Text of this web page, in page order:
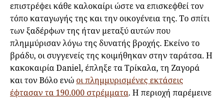
επιστρέφει κάθε καλοκαίρι ώστε να επισκεφθεί τον
τόπο καταγωγής της και την οικογένεια της. Το σπίτι
των ξαδέρφων της ήταν μεταξύ αυτών που
πλημμύρισαν λόγω της δυνατής βροχής. Εκείνο το
βράδυ, οι συγγενείς της κοιμήθηκαν στην ταράτσα. Η
κακοκαιρία Daniel, έπληξε τα Τρίκαλα, τη Ζαγορά
και τον Βόλο ενώοι πλημμυρισμένες εκτάσεις
έφτασαν τα 190.000 στρέμματα. Η περιοχή παρέμεινε